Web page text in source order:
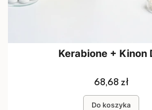
Kerabione + Kinon
Cena
68,68 zł
Do koszyka